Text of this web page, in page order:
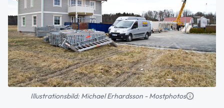
Illustrationsbild: Michael Erhardsson - Mostphotos